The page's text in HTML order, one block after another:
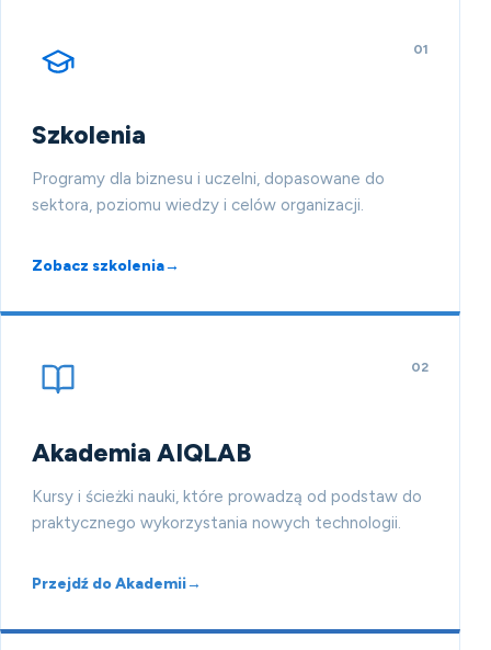
01
Szkolenia
Programy dla biznesu i uczelni, dopasowane do
sektora, poziomu wiedzy i celów organizacji.
Zobacz szkolenia→
02
Akademia AIQLAB
Kursy i ścieżki nauki, które prowadzą od podstaw do
praktycznego wykorzystania nowych technologii.
Przejdź do Akademii→